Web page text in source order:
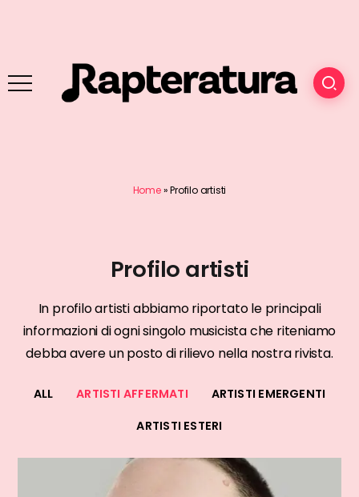
Home»Profilo artisti
Profilo artisti
In profilo artisti abbiamo riportato le principali
informazioni di ogni singolo musicista che riteniamo
debba avere un posto di rilievo nella nostra rivista.
ALL ARTISTI AFFERMATI ARTISTI EMERGENTI
ARTISTI ESTERI